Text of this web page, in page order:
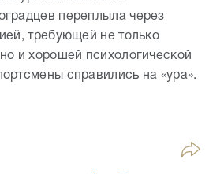
переплыла через
требующей не только
и хорошей психологической
справились на «ура».